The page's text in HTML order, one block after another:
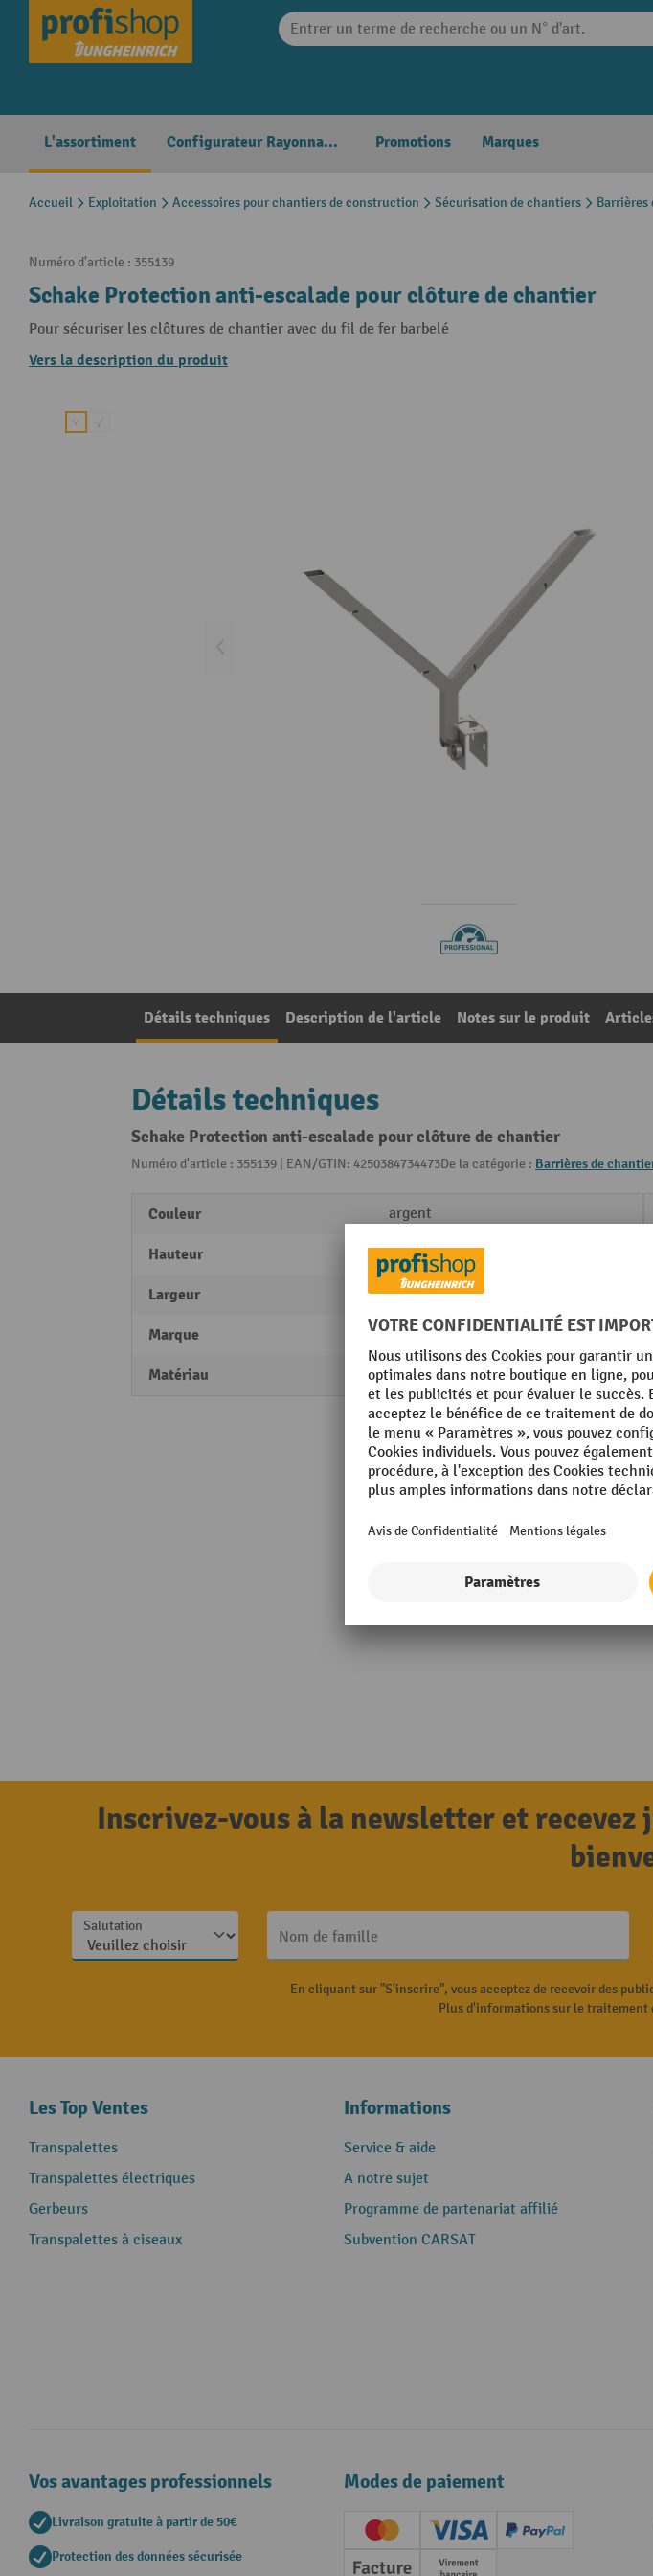
Skip to main navigation
L'assortiment Configurateur Rayonnages Promotions Marques
Accueil Exploitation Accessoires pour chantiers de construction Sécurisation de chantiers Barrières
Numéro d'article : 355139
Schake Protection anti-escalade pour clôture de chantier
Pour sécuriser les clôtures de chantier avec du fil de fer barbelé
Vers la description du produit
Détails techniques Description de l'article Notes sur le produit
Détails techniques
Schake Protection anti-escalade pour clôture de chantier
Numéro d'article : 355139 | EAN/GTIN: 4250384734473De la catégorie : Barrières de
Couleur argent
Hauteur 95 mm
Largeur 468 mm
Marque Schake
Matériau Acier
Inscrivez-vous à la newsletter et recevez
Salutation
Nom de famille
En cliquant sur "S'inscrire", vous acceptez de recevoir des
Plus d'informations sur le traitement
Les Top Ventes
Transpalettes
Transpalettes électriques
Gerbeurs
Transpalettes à ciseaux
Informations
Service & aide
A notre sujet
Programme de partenariat affilié
Subvention CARSAT
Vos avantages professionnels
Livraison gratuite à partir de 50€
Protection des données sécurisée
Modes de paiement
Creditcard (Master)Creditcard (Visa)
PayPal